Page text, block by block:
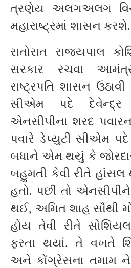
ત્રણેય અલગઅલગ
મહારાષ્ટ્રમાં શાસન કરશે.
રાતોરાત રાજ્યપાલ
સરકાર રચવા
રાષ્ટ્રપતિ શાસન
સીએમ પદે
એનસીપીના શરદ
પવારે ડેપ્યુટી સીએમ
બધાને એમ થયું કે
બહુમતી કેવી રીતે હાંસલ
હતો. પછી તો એનસીપીને
થઈ, અમિત શાહ સૌથી
હોય તેવી રીતે
ફરતા થયાં. તે વખતે
અને કોંગ્રેસના તમામ